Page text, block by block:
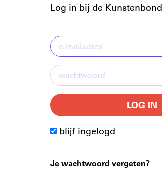
Log in bij de Kunstenbond
LOG IN
blijf ingelogd
Je wachtwoord vergeten?